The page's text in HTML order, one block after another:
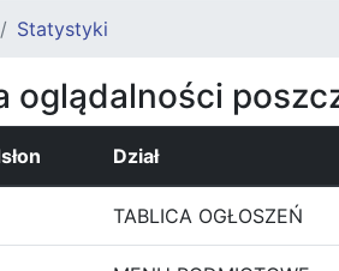
Statystyki
oglądalności
Dział
TABLICA OGŁOSZEŃ